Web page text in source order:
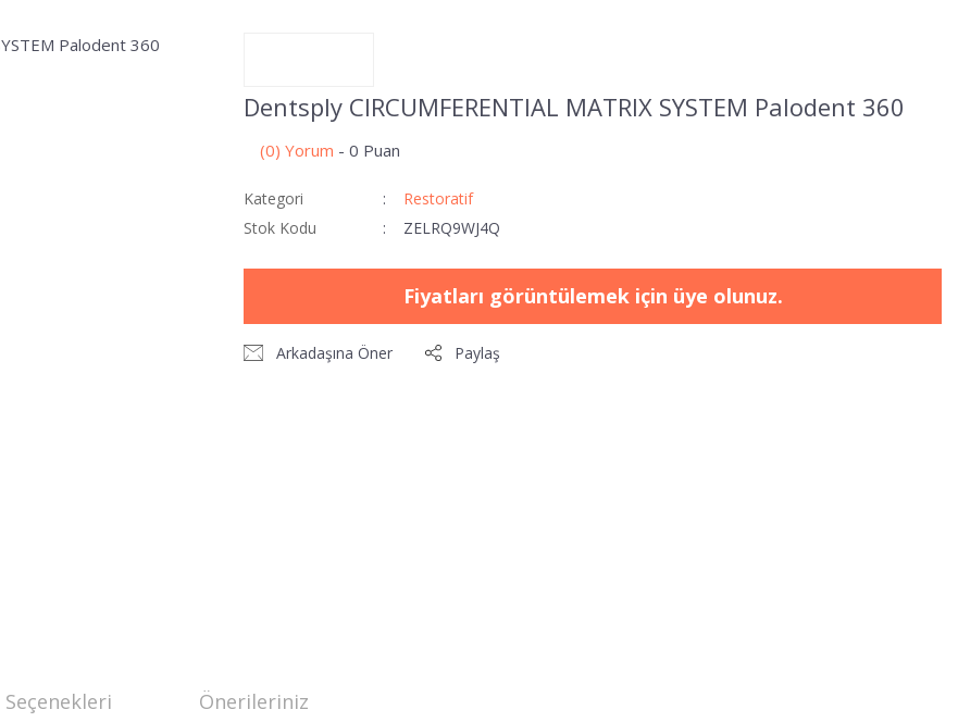
Dentsply CIRCUMFERENTIAL MATRIX SYSTEM Palodent 360
(0) Yorum - 0 Puan
Kategori
Restoratif
Stok Kodu
ZELRQ9WJ4Q
Fiyatları görüntülemek için üye olunuz.
Arkadaşına Öner Paylaş
Önerileriniz